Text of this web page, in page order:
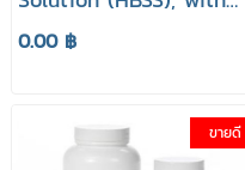
Calcium, Magnesium,
Phenol Red (Powder)
0.00 ฿
ขายดี